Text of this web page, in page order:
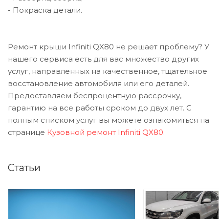
- Покраска детали.
Ремонт крыши Infiniti QX80 не решает проблему? У
нашего сервиса есть для вас множество других
услуг, направленных на качественное, тщательное
восстановление автомобиля или его деталей.
Предоставляем беспроцентную рассрочку,
гарантию на все работы сроком до двух лет. С
полным списком услуг вы можете ознакомиться на
странице Кузовной ремонт Infiniti QX80.
Статьи